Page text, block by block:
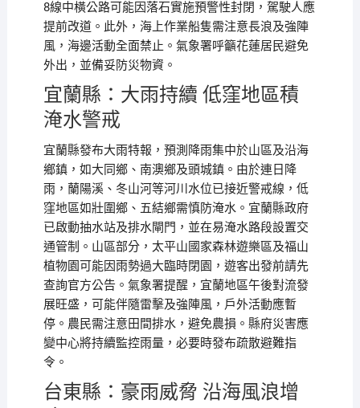
8線中橫公路可能因落石實施預警性封閉，駕駛人應
提前改道。此外，海上作業船隻需注意長浪及強陣
風，海邊活動全面禁止。氣象署呼籲花蓮居民避免
外出，並備妥防災物資。
宜蘭縣：大雨持續 低窪地區積
淹水警戒
宜蘭縣發布大雨特報，預測降雨集中於山區及沿海
鄉鎮，如大同鄉、南澳鄉及頭城鎮。由於連日降
雨，蘭陽溪、冬山河等河川水位已接近警戒線，低
窪地區如壯圍鄉、五結鄉需慎防淹水。宜蘭縣政府
已啟動抽水站及排水閘門，並在易淹水路段設置交
通管制。山區部分，太平山國家森林遊樂區及福山
植物園可能因雨勢過大臨時閉園，遊客出發前請先
查詢官方公告。氣象署提醒，宜蘭地區午後對流發
展旺盛，可能伴隨雷擊及強陣風，戶外活動應暫
停。農民需注意田間排水，避免農損。縣府災害應
變中心將持續監控雨量，必要時發布疏散避難指
令。
台東縣：豪雨威脅 沿海風浪增